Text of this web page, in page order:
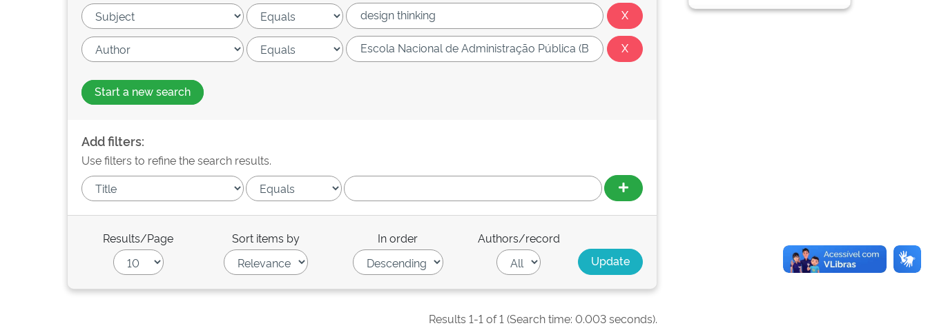
Start a new search
Add filters:
Use filters to refine the search results.
Results/Page Sort items by In order Authors/record
Results 1-1 of 1 (Search time: 0.003 seconds).